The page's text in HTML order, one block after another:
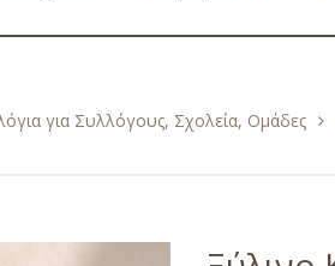
για Συλλόγους, Σχολεία, Ομάδες